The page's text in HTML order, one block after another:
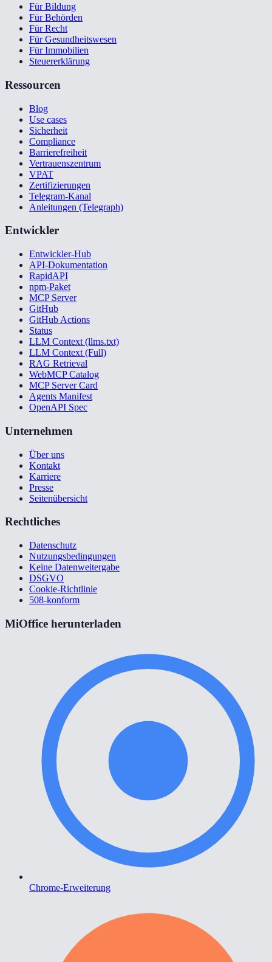
Für Bildung
Für Behörden
Für Recht
Für Gesundheitswesen
Für Immobilien
Steuererklärung
Ressourcen
Blog
Use cases
Sicherheit
Compliance
Barrierefreiheit
Vertrauenszentrum
VPAT
Zertifizierungen
Telegram-Kanal
Anleitungen (Telegraph)
Entwickler
Entwickler-Hub
API-Dokumentation
RapidAPI
npm-Paket
MCP Server
GitHub
GitHub Actions
Status
LLM Context (llms.txt)
LLM Context (Full)
RAG Retrieval
WebMCP Catalog
MCP Server Card
Agents Manifest
OpenAPI Spec
Unternehmen
Über uns
Kontakt
Karriere
Presse
Seitenübersicht
Rechtliches
Datenschutz
Nutzungsbedingungen
Keine Datenweitergabe
DSGVO
Cookie-Richtlinie
508-konform
MiOffice herunterladen
Chrome-Erweiterung